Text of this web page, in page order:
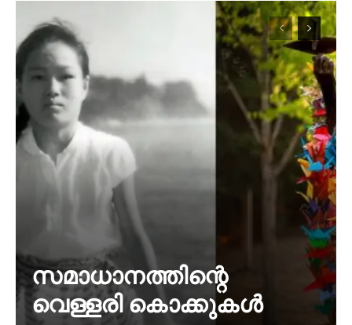
സമാധാനത്തിന്റെ
വെള്ളരി കൊക്കുകൾ